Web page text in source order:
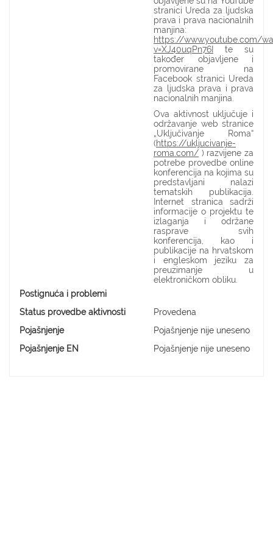
stranici Ureda za ljudska
prava i prava nacionalnih
manjina:
https://www.youtube.com/
v=XJ40uqPn76I
te su
također objavljene i
promovirane na
Facebook stranici Ureda
za ljudska prava i prava
nacionalnih manjina.
Ova aktivnost uključuje i
održavanje web stranice
„Uključivanje Roma“
(https://ukljucivanje-
roma.com/ ) razvijene za
potrebe provedbe online
konferencija na kojima su
predstavljani nalazi
tematskih publikacija.
Internet stranica sadrži
informacije o projektu te
izlaganja i održane
rasprave svih
konferencija, kao i
publikacije na hrvatskom
i engleskom jeziku za
preuzimanje u
elektroničkom obliku.
Postignuća i problemi
Status provedbe aktivnosti
Provedena
Pojašnjenje
Pojašnjenje nije uneseno
Pojašnjenje EN
Pojašnjenje nije uneseno